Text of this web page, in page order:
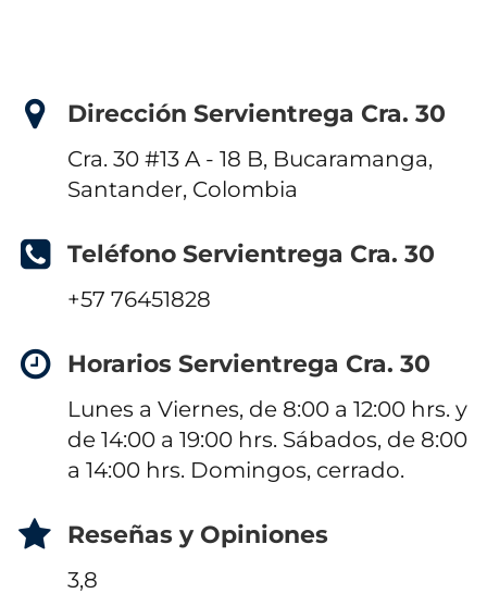
Dirección Servientrega Cra. 30
Cra. 30 #13 A - 18 B, Bucaramanga,
Santander, Colombia
Teléfono Servientrega Cra. 30
+57 76451828
Horarios Servientrega Cra. 30
Lunes a Viernes, de 8:00 a 12:00 hrs. y
de 14:00 a 19:00 hrs. Sábados, de 8:00
a 14:00 hrs. Domingos, cerrado.
Reseñas y Opiniones
3,8